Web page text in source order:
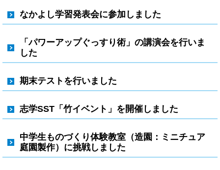
なかよし学習発表会に参加しました
「パワーアップぐっすり術」の講演会を行いま
した
期末テストを行いました
志学SST「竹イベント」を開催しました
中学生ものづくり体験教室（造園：ミニチュア
庭園製作）に挑戦しました